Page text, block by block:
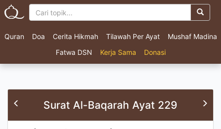
Quran Doa Cerita Hikmah Tilawah Per Ayat
Mushaf Madina
Fatwa DSN
Kerja Sama Donasi
Surat Al-Baqarah Ayat 229